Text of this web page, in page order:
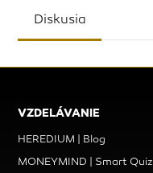
Diskusia
VZDELÁVANIE
HEREDIUM | Blog
MONEYMIND | Smart Quiz